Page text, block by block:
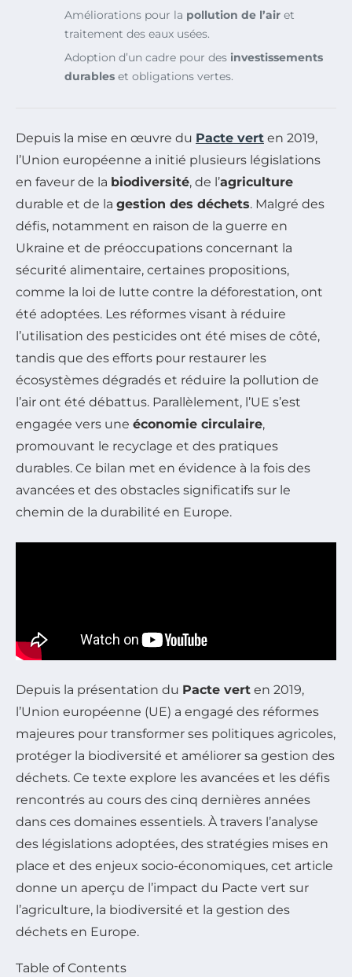
Améliorations pour la pollution de l’air et
traitement des eaux usées.
Adoption d’un cadre pour des investissements
durables et obligations vertes.
Depuis la mise en œuvre du Pacte vert en 2019,
l’Union européenne a initié plusieurs législations
en faveur de la biodiversité, de l’agriculture
durable et de la gestion des déchets. Malgré des
défis, notamment en raison de la guerre en
Ukraine et de préoccupations concernant la
sécurité alimentaire, certaines propositions,
comme la loi de lutte contre la déforestation, ont
été adoptées. Les réformes visant à réduire
l’utilisation des pesticides ont été mises de côté,
tandis que des efforts pour restaurer les
écosystèmes dégradés et réduire la pollution de
l’air ont été débattus. Parallèlement, l’UE s’est
engagée vers une économie circulaire,
promouvant le recyclage et des pratiques
durables. Ce bilan met en évidence à la fois des
avancées et des obstacles significatifs sur le
chemin de la durabilité en Europe.
Depuis la présentation du Pacte vert en 2019,
l’Union européenne (UE) a engagé des réformes
majeures pour transformer ses politiques agricoles,
protéger la biodiversité et améliorer sa gestion des
déchets. Ce texte explore les avancées et les défis
rencontrés au cours des cinq dernières années
dans ces domaines essentiels. À travers l’analyse
des législations adoptées, des stratégies mises en
place et des enjeux socio-économiques, cet article
donne un aperçu de l’impact du Pacte vert sur
l’agriculture, la biodiversité et la gestion des
déchets en Europe.
Table of Contents